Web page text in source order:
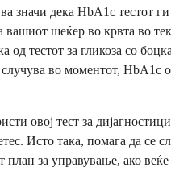
значи дека HbA1c тестот
вашиот шеќер во крвта во
од тестот за гликоза со
во моментот, HbA1c
овој тест за
Исто така, помага да се
план за управување, ако